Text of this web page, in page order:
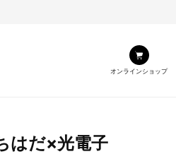
オンラインショップ
はだ×光電子